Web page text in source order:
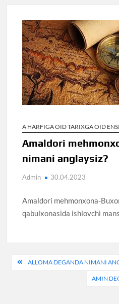
A HARFIGA OID TARIXGA OID
Amaldori
nimani anglaysiz?
Admin 30.04.2023
Amaldori mehmonxona-
qabulxonasida ishlovchi
PostALLOMA DEGANDA NIMANI
AMIN